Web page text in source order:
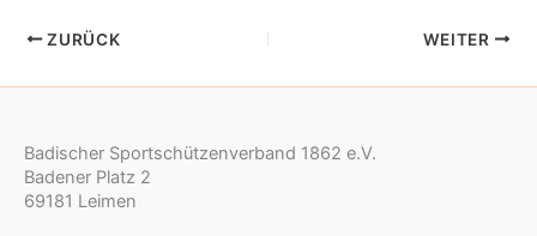
ZURÜCK WEITER
Badischer Sportschützenverband 1862 e.V.
Badener Platz 2
69181 Leimen